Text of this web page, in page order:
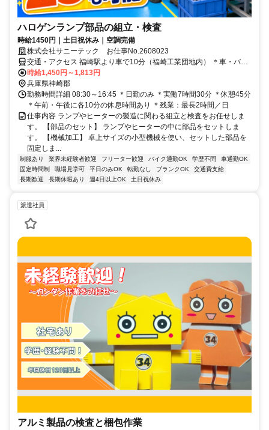
ハロゲンランプ部品の組立・検査
時給1450円｜土日祝休み｜空調完備
株式会社サニーテック お仕事No.2608023
交通・アクセス 福崎駅より車で10分（福崎工業団地内） ＊車・バイ
クOK
時給1,450円～1,813円
兵庫県神崎郡
勤務時間詳細 08:30～16:45 ＊日勤のみ ＊実働7時間30分 ＊休憩45分
＊午前・午後に各10分の休息時間あり ＊残業：最長2時間／日
仕事内容 ランプやヒーターの製造に関わる組立と検査をお任せしま
す。 【部品のセット】 ランプやヒーターの中に部品をセットしま
す。 【機械加工】 卓上サイズの小型機械を使い、セットした部品を
固定しま...
制服あり 業界未経験者歓迎 フリーター歓迎 バイク通勤OK 学歴不問
車通勤OK
固定時間制
職場見学可 平日のみOK 転勤なし ブランクOK
交通費支給
長期歓迎
長期休暇あり 週4日以上OK 土日祝休み
派遣社員
アルミ製品の検査と梱包作業